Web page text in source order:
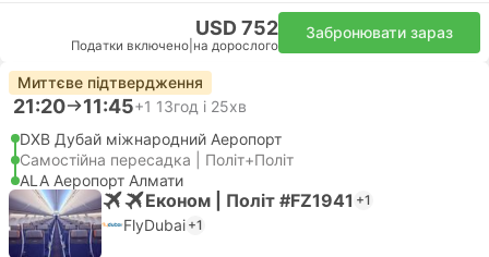
USD 752
Податки включено на дорослого
Забронювати зараз
Миттєве підтвердження
21:20 11:45+1 13год і 25хв
DXB Дубай міжнародний Аеропорт
Самостійна пересадка | Політ+Політ
ALA Аеропорт Алмати
Економ | Політ #FZ1941 +1
FlyDubai +1